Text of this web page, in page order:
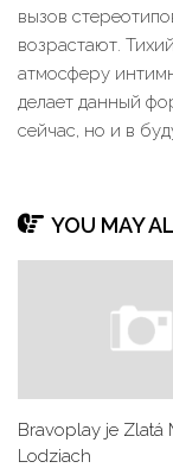
вызов
возрастают.
атмосферу
делает данный
сейчас, но и в
YOU MAY
Bravoplay je Zlatá
Lodziach